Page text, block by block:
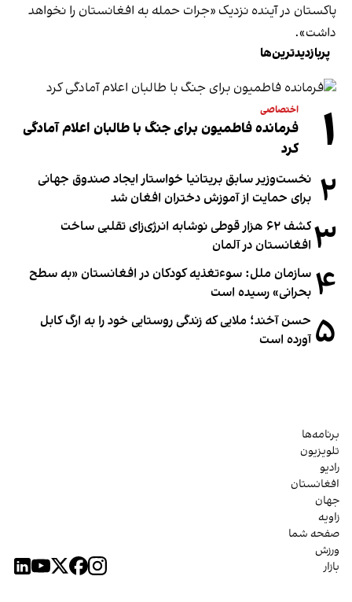
پاکستان در آینده نزدیک «جرات حمله به افغانستان را نخواهد
داشت».
پربازدیدترین‌ها
۱ اختصاصی
فرمانده فاطمیون برای جنگ با طالبان اعلام آمادگی
کرد
۲ نخست‌وزیر سابق بریتانیا خواستار ایجاد صندوق جهانی
برای حمایت از آموزش دختران افغان شد
۳
کشف ۶۲ هزار قوطی نوشابه انرژی‌زای تقلبی ساخت
افغانستان در آلمان
۴ سازمان ملل: سوء‌تغذیه کودکان در افغانستان «به سطح
بحرانی» رسیده است
۵ حسن آخند؛ ملایی که زندگی روستایی خود را به ارگ کابل
آورده است
برنامه‌ها
تلویزیون
رادیو
افغانستان
جهان
زاویه
صفحه شما
ورزش
بازار